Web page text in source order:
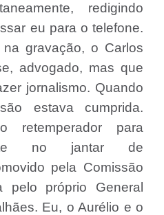
redigindo
eu para o telefone.
gravação, o Carlos
advogado, mas que
jornalismo. Quando
estava cumprida.
retemperador para
no jantar de
pela Comissão
pelo próprio General
Eu, o Aurélio e o